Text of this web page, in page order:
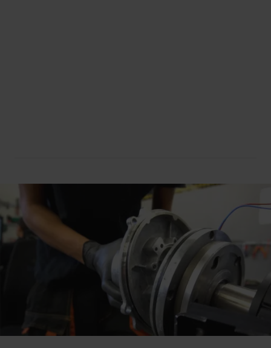
Essais fonctionnels des